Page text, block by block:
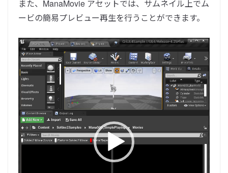
また、ManaMovie アセットでは、サムネイル上でム
ービの簡易プレビュー再生を行うことができます。
動
画
プ
レ
ー
ヤ
ー